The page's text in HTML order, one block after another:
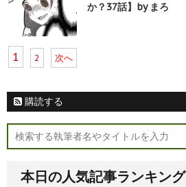
か？37話】by まろ
1 2 次へ
購読する
本日の人気記事ランキング